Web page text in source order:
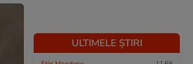
ULTIMELE ȘTIRI